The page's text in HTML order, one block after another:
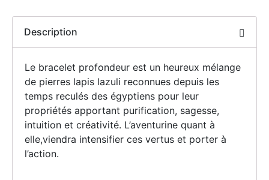
Description
Le bracelet profondeur est un heureux mélange
de pierres lapis lazuli reconnues depuis les
temps reculés des égyptiens pour leur
propriétés apportant purification, sagesse,
intuition et créativité. L’aventurine quant à
elle,viendra intensifier ces vertus et porter à
l’action.